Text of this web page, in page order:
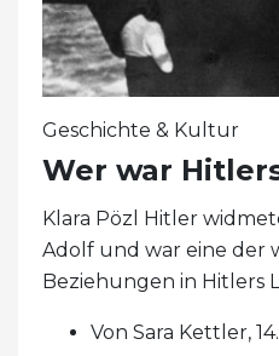
Geschichte & Kultur
Wer war
Klara Pözl Hitler
Adolf und war eine der
Beziehungen in Hitlers
Von Sara Kettler,